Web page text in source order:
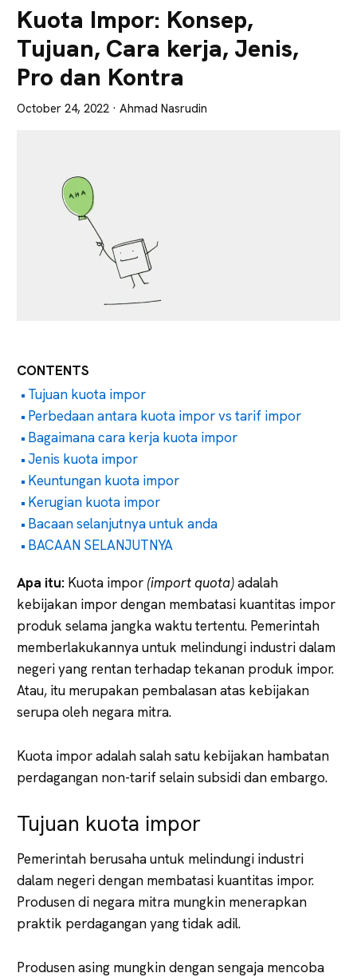
Tajam
Kuota Impor: Konsep,
Tujuan, Cara kerja, Jenis,
Pro dan Kontra
October 24, 2022 · Ahmad Nasrudin
CONTENTS
Tujuan kuota impor
Perbedaan antara kuota impor vs tarif impor
Bagaimana cara kerja kuota impor
Jenis kuota impor
Keuntungan kuota impor
Kerugian kuota impor
Bacaan selanjutnya untuk anda
BACAAN SELANJUTNYA
Apa itu: Kuota impor (import quota)adalah
kebijakan impor dengan membatasi kuantitas impor
produk selama jangka waktu tertentu. Pemerintah
memberlakukannya untuk melindungi industri dalam
negeri yang rentan terhadap tekanan produk impor.
Atau, itu merupakan pembalasan atas kebijakan
serupa oleh negara mitra.
Kuota impor adalah salah satu kebijakan hambatan
perdagangan non-tarif selain subsidi dan embargo.
Tujuan kuota impor
Pemerintah berusaha untuk melindungi industri
dalam negeri dengan membatasi kuantitas impor.
Produsen di negara mitra mungkin menerapkan
praktik perdagangan yang tidak adil.
Produsen asing mungkin dengan sengaja mencoba